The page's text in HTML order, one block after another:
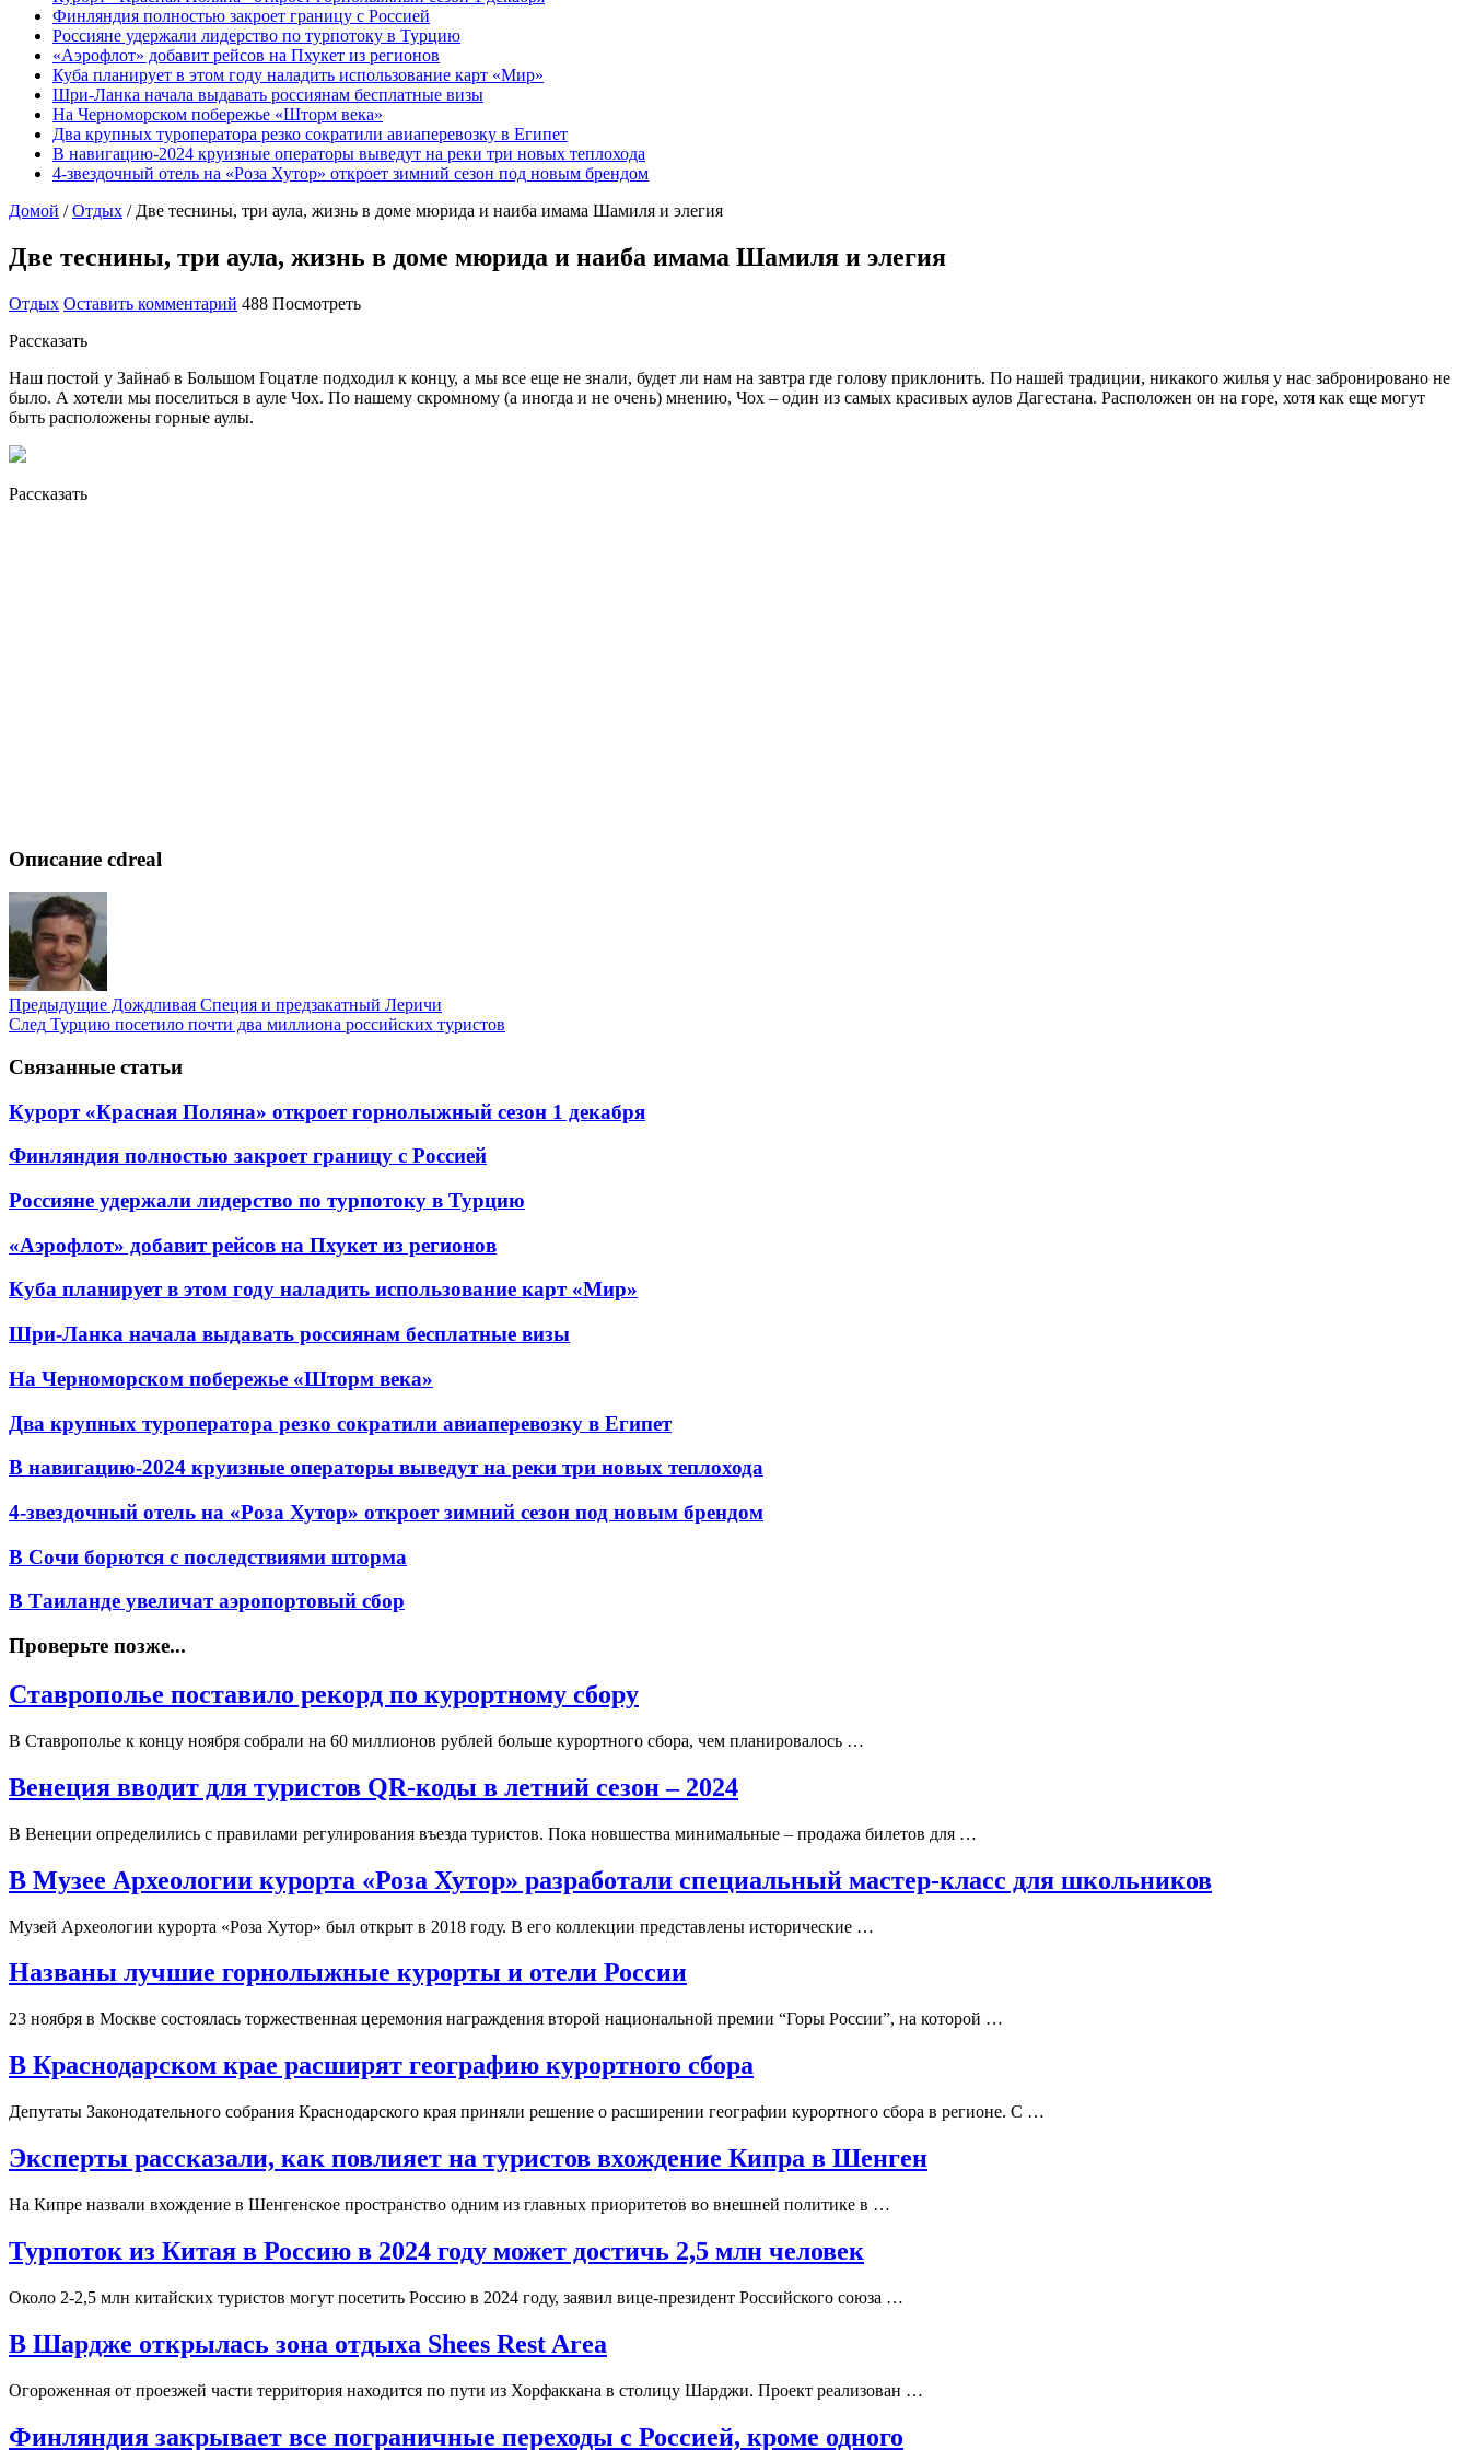
Финляндия полностью закроет границу с Россией
Россияне удержали лидерство по турпотоку в Турцию
«Аэрофлот» добавит рейсов на Пхукет из регионов
Куба планирует в этом году наладить использование карт «Мир»
Шри-Ланка начала выдавать россиянам бесплатные визы
На Черноморском побережье «Шторм века»
Два крупных туроператора резко сократили авиаперевозку в Египет
В навигацию-2024 круизные операторы выведут на реки три новых теплохода
4-звездочный отель на «Роза Хутор» откроет зимний сезон под новым брендом
Домой / Отдых / Две теснины, три аула, жизнь в доме мюрида и наиба имама Шамиля и элегия
Две теснины, три аула, жизнь в доме мюрида и наиба имама Шамиля и элегия
Отдых Оставить комментарий 488 Посмотреть
Рассказать
Наш постой у Зайнаб в Большом Гоцатле подходил к концу, а мы все еще не знали, будет ли нам на завтра где голову приклонить. По нашей традиции, никакого жилья у нас забронировано не
было. А хотели мы поселиться в ауле Чох. По нашему скромному (а иногда и не очень) мнению, Чох – один из самых красивых аулов Дагестана. Расположен он на горе, хотя как еще могут
быть расположены горные аулы.
Рассказать
Описание cdreal
Предыдущие Дождливая Специя и предзакатный Леричи
След Турцию посетило почти два миллиона российских туристов
Связанные статьи
Курорт «Красная Поляна» откроет горнолыжный сезон 1 декабря
Финляндия полностью закроет границу с Россией
Россияне удержали лидерство по турпотоку в Турцию
«Аэрофлот» добавит рейсов на Пхукет из регионов
Куба планирует в этом году наладить использование карт «Мир»
Шри-Ланка начала выдавать россиянам бесплатные визы
На Черноморском побережье «Шторм века»
Два крупных туроператора резко сократили авиаперевозку в Египет
В навигацию-2024 круизные операторы выведут на реки три новых теплохода
4-звездочный отель на «Роза Хутор» откроет зимний сезон под новым брендом
В Сочи борются с последствиями шторма
В Таиланде увеличат аэропортовый сбор
Проверьте позже...
Ставрополье поставило рекорд по курортному сбору
В Ставрополье к концу ноября собрали на 60 миллионов рублей больше курортного сбора, чем планировалось …
Венеция вводит для туристов QR-коды в летний сезон – 2024
В Венеции определились с правилами регулирования въезда туристов. Пока новшества минимальные – продажа билетов для …
В Музее Археологии курорта «Роза Хутор» разработали специальный мастер-класс для школьников
Музей Археологии курорта «Роза Хутор» был открыт в 2018 году. В его коллекции представлены исторические …
Названы лучшие горнолыжные курорты и отели России
23 ноября в Москве состоялась торжественная церемония награждения второй национальной премии “Горы России”, на которой …
В Краснодарском крае расширят географию курортного сбора
Депутаты Законодательного собрания Краснодарского края приняли решение о расширении географии курортного сбора в регионе. С …
Эксперты рассказали, как повлияет на туристов вхождение Кипра в Шенген
На Кипре назвали вхождение в Шенгенское пространство одним из главных приоритетов во внешней политике в …
Турпоток из Китая в Россию в 2024 году может достичь 2,5 млн человек
Около 2-2,5 млн китайских туристов могут посетить Россию в 2024 году, заявил вице-президент Российского союза …
В Шардже открылась зона отдыха Shees Rest Area
Огороженная от проезжей части территория находится по пути из Хорфаккана в столицу Шарджи. Проект реализован …
Финляндия закрывает все пограничные переходы с Россией, кроме одного